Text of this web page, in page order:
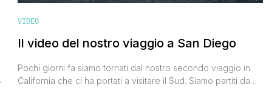
VIDEO
Il video del nostro viaggio a San Diego
Pochi giorni fa siamo tornati dal nostro secondo viaggio in
California che ci ha portati a visitare il Sud. Siamo partiti da